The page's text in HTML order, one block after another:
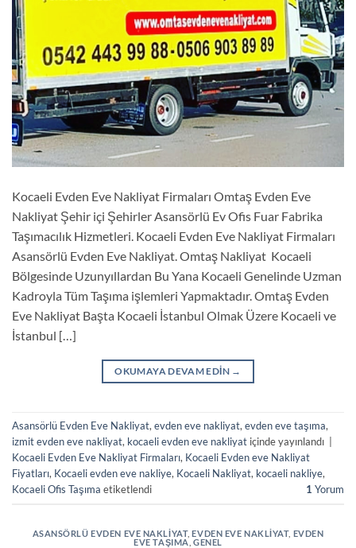
Kocaeli Evden Eve Nakliyat Firmaları Omtaş Evden Eve
Nakliyat Şehir içi Şehirler Asansörlü Ev Ofis Fuar Fabrika
Taşımacılık Hizmetleri. Kocaeli Evden Eve Nakliyat Firmaları
Asansörlü Evden Eve Nakliyat. Omtaş Nakliyat Kocaeli
Bölgesinde Uzunyıllardan Bu Yana Kocaeli Genelinde Uzman
Kadroyla Tüm Taşıma işlemleri Yapmaktadır. Omtaş Evden
Eve Nakliyat Başta Kocaeli İstanbul Olmak Üzere Kocaeli ve
İstanbul […]
OKUMAYA DEVAM EDIN →
Asansörlü Evden Eve Nakliyat, evden eve nakliyat, evden eve taşıma,
izmit evden eve nakliyat, kocaeli evden eve nakliyat içinde yayınlandı
Kocaeli Evden Eve Nakliyat Firmaları, Kocaeli Evden eve Nakliyat
Fiyatları, Kocaeli evden eve nakliye, Kocaeli Nakliyat, kocaeli nakliye,
Kocaeli Ofis Taşıma etiketlendi 1 Yorum
ASANSÖRLÜ EVDEN EVE NAKLIYAT,EVDEN EVE NAKLIYAT, EVDEN
EVE TAŞIMA GENEL